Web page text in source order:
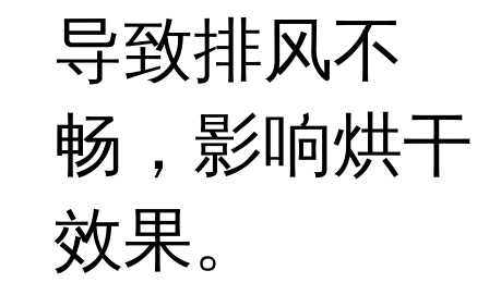
导致排风不
畅，影响烘干
效果。